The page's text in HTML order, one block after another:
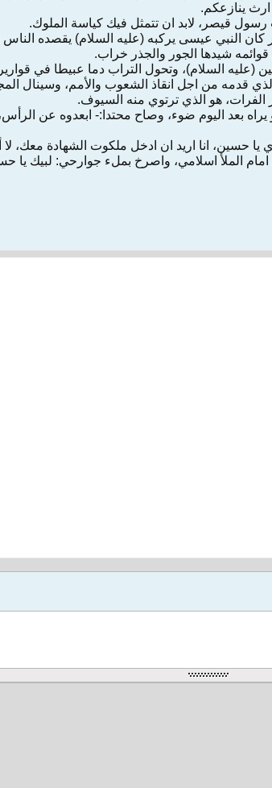
ارث ينازعكم.
قيصر، لابد ان تتمثل فيك كياسة الملوك.
النبي عيسى يركبه (عليه السلام) يقصده الناس
شيدها الجور والجذر خراب.
(عليه السلام)، وتحول التراب دما عبيطا في
قدمه من اجل انقاذ الشعوب والأمم، وسينال
الفرات، هو الذي ترتوي منه السيوف.
يراه بعد اليوم ضوء، وصاح محتدا:- ابعدوه عن
حسين، انا اريد ان ادخل ملكوت الشهادة معك، لا
الملأ اسلامي، واصرخ بملء جوارحي: لبيك يا